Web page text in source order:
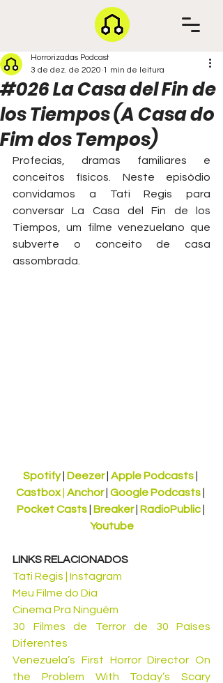
#026 La Casa del Fin de
los Tiempos (A Casa do
Fim dos Tempos)
Horrorizadas Podcast
3 de dez. de 2020 1 min de leitura
Profecias, dramas familiares e
conceitos físicos. Neste episódio
convidamos a Tati Regis para
conversar La Casa del Fin de los
Tiempos, um filme venezuelano que
subverte o conceito de casa
assombrada.
Spotify | Deezer | Apple Podcasts
Castbox Anchor | Google Podcasts
Pocket Casts | Breaker | RadioPublic |
Youtube
LINKS RELACIONADOS
Tati Regis | Instagram
Meu Filme do Dia
Cinema Pra Ninguém
30 Filmes de Terror de 30 Países
Diferentes
Venezuela’s First Horror Director On
the Problem With Today’s Scary